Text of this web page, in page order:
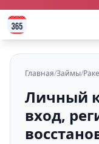
Главная/Займы/
Личный
вход,